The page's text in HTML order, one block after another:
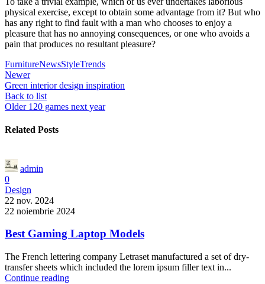
physical exercise, except to obtain some advantage from it? But who
has any right to find fault with a man who chooses to enjoy a
pleasure that has no annoying consequences, or one who avoids a
pain that produces no resultant pleasure?
FurnitureNewsStyleTrends
Newer
Green interior design inspiration
Back to list
Older 120 games next year
Related Posts
admin
0
Design
22 nov. 2024
22 noiembrie 2024
Best Gaming Laptop Models
The French lettering company Letraset manufactured a set of dry-
transfer sheets which included the lorem ipsum filler text in...
Continue reading